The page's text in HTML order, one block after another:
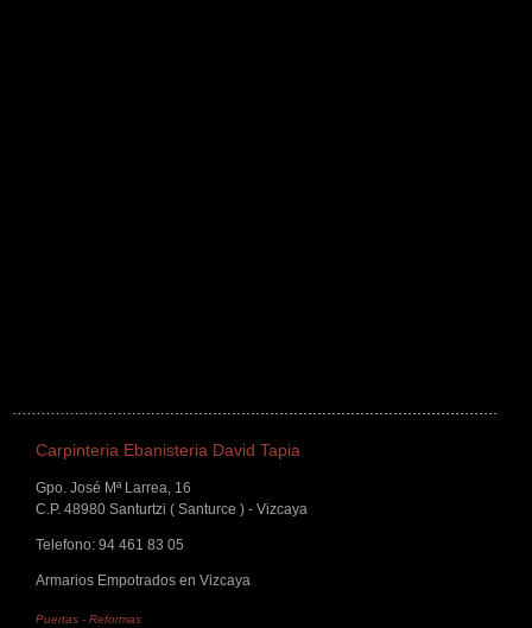
Carpinteria Ebanisteria David Tapia
Gpo. José Mª Larrea, 16
C.P. 48980 Santurtzi ( Santurce ) - Vizcaya
Telefono: 94 461 83 05
Armarios Empotrados en Vizcaya
Puertas - Reformas